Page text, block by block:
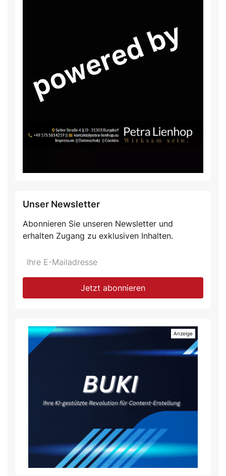
Unser Newsletter
Abonnieren Sie unseren Newsletter und
erhalten Zugang zu exklusiven Inhalten.
Jetzt abonnieren